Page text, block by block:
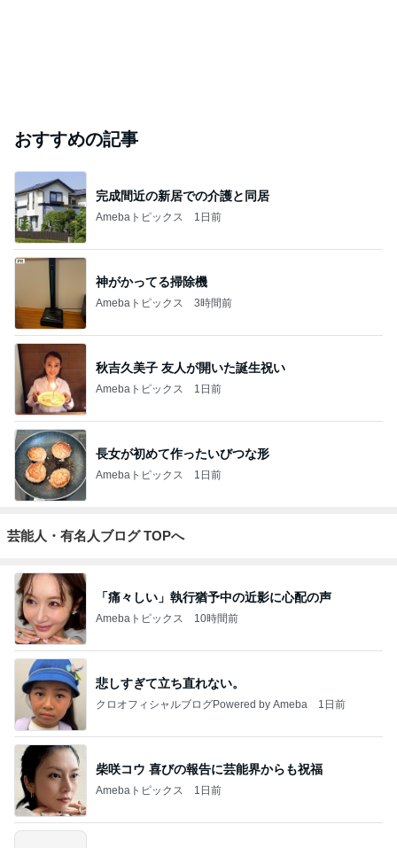
おすすめの記事
完成間近の新居での介護と同居
Amebaトピックス 1日前
神がかってる掃除機
Amebaトピックス 3時間前
秋吉久美子 友人が開いた誕生祝い
Amebaトピックス 1日前
長女が初めて作ったいびつな形
Amebaトピックス 1日前
芸能人・有名人ブログ TOPへ
「痛々しい」執行猶予中の近影に心配の声
Amebaトピックス 10時間前
悲しすぎて立ち直れない。
クロオフィシャルブログPowered by Ameba 1日前
柴咲コウ 喜びの報告に芸能界からも祝福
Amebaトピックス 1日前